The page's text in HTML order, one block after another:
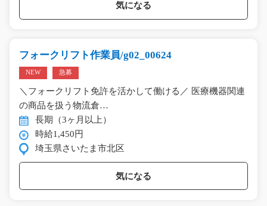
気になる
フォークリフト作業員/g02_00624
NEW 急募
＼フォークリフト免許を活かして働ける／ 医療機器関連
の商品を扱う物流倉…
長期（3ヶ月以上）
時給1,450円
埼玉県さいたま市北区
気になる